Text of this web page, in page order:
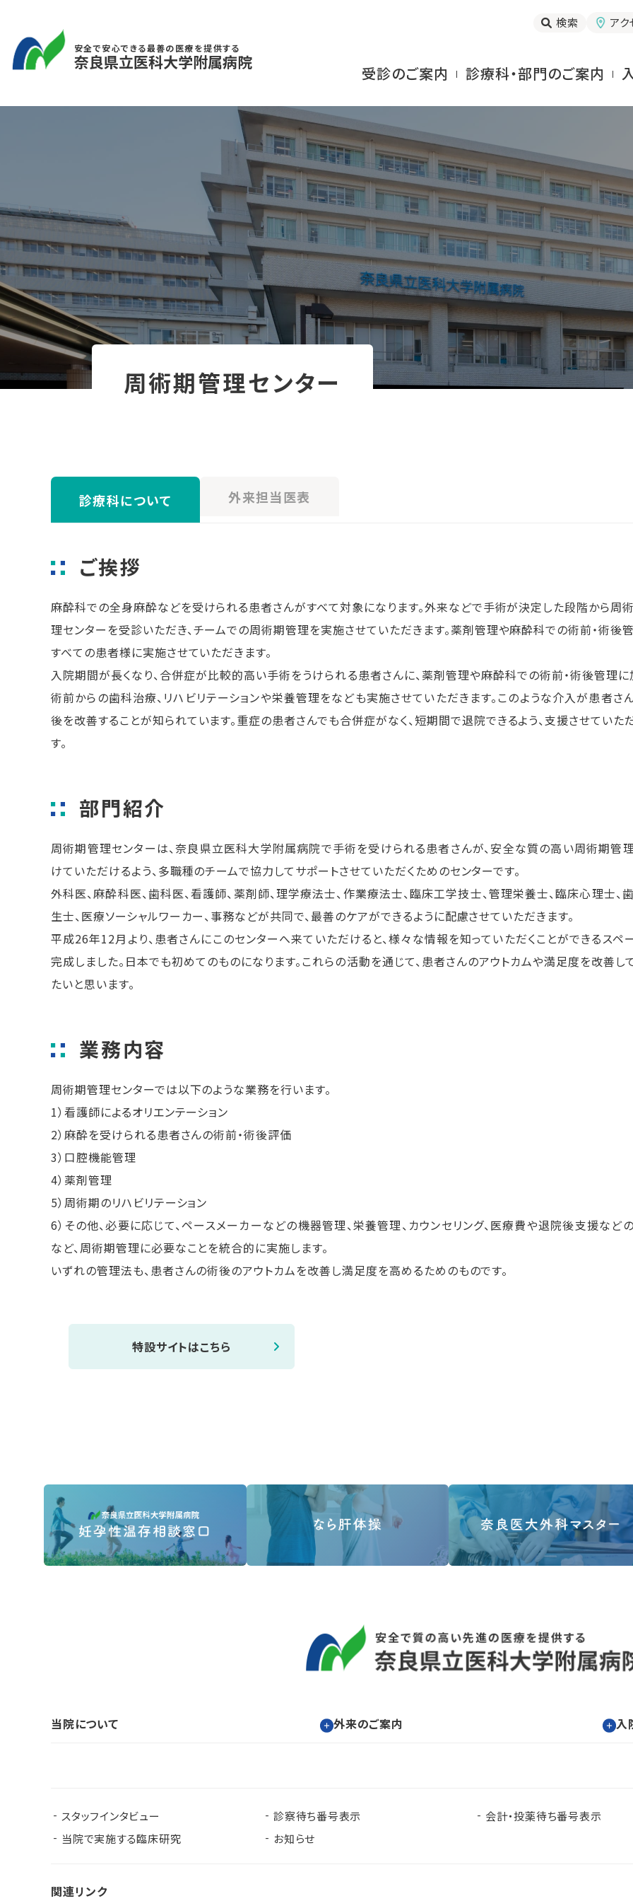
安全で安心できる最善の医療を提供する
奈良県立医科大学附属病院
検索 アク
受診のご案内 診療科・部門のご案内
周術期管理センター
診療科について 外来担当医表
ご挨拶
麻酔科での全身麻酔などを受けられる患者さんがすべて対象になります。外来などで手術が決定した段階から周
理センターを受診いただき、チームでの周術期管理を実施させていただきます。薬剤管理や麻酔科での術前・術後
すべての患者様に実施させていただきます。
入院期間が長くなり、合併症が比較的高い手術をうけられる患者さんに、薬剤管理や麻酔科での術前・術後管理に
術前からの歯科治療、リハビリテーションや栄養管理をなども実施させていただきます。このような介入が患者さ
後を改善することが知られています。重症の患者さんでも合併症がなく、短期間で退院できるよう、支援させていた
す。
部門紹介
周術期管理センターは、奈良県立医科大学附属病院で手術を受けられる患者さんが、安全な質の高い周術期管
けていただけるよう、多職種のチームで協力してサポートさせていただくためのセンターです。
外科医、麻酔科医、歯科医、看護師、薬剤師、理学療法士、作業療法士、臨床工学技士、管理栄養士、臨床心理士、
生士、医療ソーシャルワーカー、事務などが共同で、最善のケアができるように配慮させていただきます。
平成26年12月より、患者さんにこのセンターへ来ていただけると、様々な情報を知っていただくことができるスペ
完成しました。日本でも初めてのものになります。これらの活動を通じて、患者さんのアウトカムや満足度を改善し
たいと思います。
業務内容
周術期管理センターでは以下のような業務を行います。
1）看護師によるオリエンテーション
2）麻酔を受けられる患者さんの術前・術後評価
3）口腔機能管理
4）薬剤管理
5）周術期のリハビリテーション
6）その他、必要に応じて、ペースメーカーなどの機器管理、栄養管理、カウンセリング、医療費や退院後支援など
など、周術期管理に必要なことを統合的に実施します。
いずれの管理法も、患者さんの術後のアウトカムを改善し満足度を高めるためのものです。
特設サイトはこちら
当院について 外来のご案内 入
スタッフインタビュー
当院で実施する臨床研究
診察待ち番号表示
お知らせ
会計・投薬待ち番号表示
関連リンク